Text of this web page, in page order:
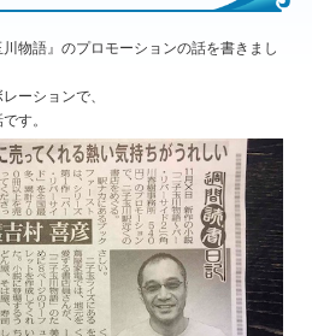
川物語』のプロモーションの話を書きまし
ーションで、
す。